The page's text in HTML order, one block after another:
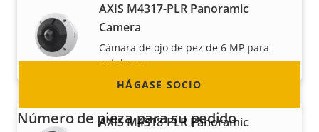
AXIS M4317-PLR Panoramic
Camera
Cámara de ojo de pez de 6 MP para
autobuses
AXIS M4318-PLR Panoramic
socios en casi todos los países del mundo.
¡Descubra cómo convertirse en uno de ellos!
HÁGASE SOCIO
Número de pieza para su pedido